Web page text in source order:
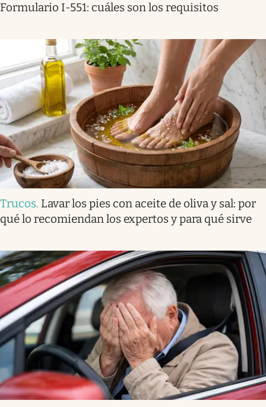
Formulario I-551: cuáles son los requisitos
Trucos. Lavar los pies con aceite de oliva y sal: por
qué lo recomiendan los expertos y para qué sirve